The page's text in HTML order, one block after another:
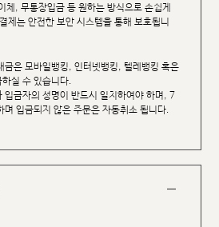
체, 무통장입금 등 원하는 방식으로 손쉽게
제는 안전한 보안 시스템을 통해 보호됩니
금은 모바일뱅킹, 인터넷뱅킹, 텔레뱅킹 혹은
실 수 있습니다.
입금자의 성명이 반드시 일치하여야 하며, 7
며 입금되지 않은 주문은 자동취소 됩니다.